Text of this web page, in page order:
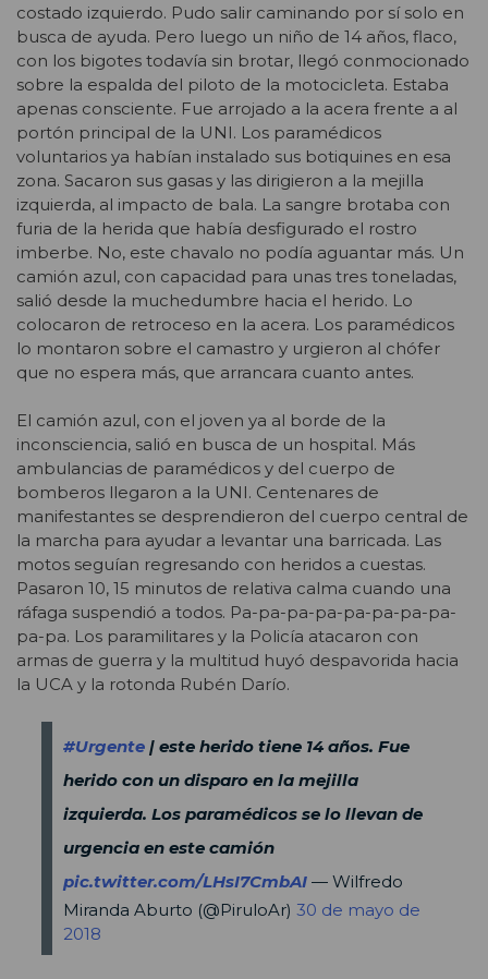
costado izquierdo. Pudo salir caminando por sí solo en
busca de ayuda. Pero luego un niño de 14 años, flaco,
con los bigotes todavía sin brotar, llegó conmocionado
sobre la espalda del piloto de la motocicleta. Estaba
apenas consciente. Fue arrojado a la acera frente a al
portón principal de la UNI. Los paramédicos
voluntarios ya habían instalado sus botiquines en esa
zona. Sacaron sus gasas y las dirigieron a la mejilla
izquierda, al impacto de bala. La sangre brotaba con
furia de la herida que había desfigurado el rostro
imberbe. No, este chavalo no podía aguantar más. Un
camión azul, con capacidad para unas tres toneladas,
salió desde la muchedumbre hacia el herido. Lo
colocaron de retroceso en la acera. Los paramédicos
lo montaron sobre el camastro y urgieron al chófer
que no espera más, que arrancara cuanto antes.
El camión azul, con el joven ya al borde de la
inconsciencia, salió en busca de un hospital. Más
ambulancias de paramédicos y del cuerpo de
bomberos llegaron a la UNI. Centenares de
manifestantes se desprendieron del cuerpo central de
la marcha para ayudar a levantar una barricada. Las
motos seguían regresando con heridos a cuestas.
Pasaron 10, 15 minutos de relativa calma cuando una
ráfaga suspendió a todos. Pa-pa-pa-pa-pa-pa-pa-pa-
pa-pa. Los paramilitares y la Policía atacaron con
armas de guerra y la multitud huyó despavorida hacia
la UCA y la rotonda Rubén Darío.
#Urgente| este herido tiene 14 años. Fue
herido con un disparo en la mejilla
izquierda. Los paramédicos se lo llevan de
urgencia en este camión
pic.twitter.com/LHsI7CmbAI — Wilfredo
Miranda Aburto (@PiruloAr) 30 de mayo de
2018